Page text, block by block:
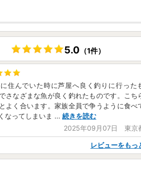
5.0 （1件）
住んでいた時に芦屋へ良く釣りに行った
さなざまな魚が良く釣れたものです。こち
よく合います。家族全員で争うように食べ
なってしまいま ... 続きを読む
2025年09月07日 東京
レビューをもっ